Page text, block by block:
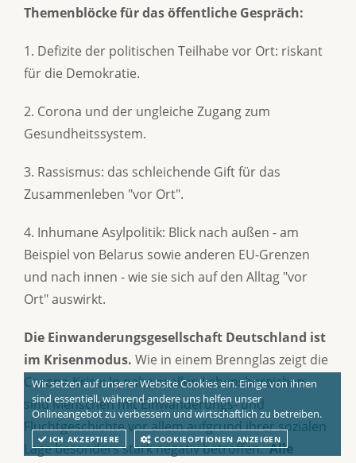
Wir setzen auf unserer Website Cookies ein. Einige von ihnen
sind essentiell, während andere uns helfen unser
Onlineangebot zu verbessern und wirtschaftlich zu betreiben.
ICH AKZEPTIERE COOKIEOPTIONEN ANZEIGEN
Themenblöcke für das öffentliche Gespräch:
1. Defizite der politischen Teilhabe vor Ort: riskant
für die Demokratie.
2. Corona und der ungleiche Zugang zum
Gesundheitssystem.
3. Rassismus: das schleichende Gift für das
Zusammenleben "vor Ort".
4. Inhumane Asylpolitik: Blick nach außen - am
Beispiel von Belarus sowie anderen EU-Grenzen
und nach innen - wie sie sich auf den Alltag "vor
Ort" auswirkt.
Die Einwanderungsgesellschaft Deutschland ist
im Krisenmodus. Wie in einem Brennglas zeigt die
Corona-Krise: In nahezu allen Lebensbereichen
sind Menschen mit Einwanderungs- und
Fluchtgeschichte vor allem aufgrund ihrer sozialen
Lage besonders stark negativ betroffen. Alle